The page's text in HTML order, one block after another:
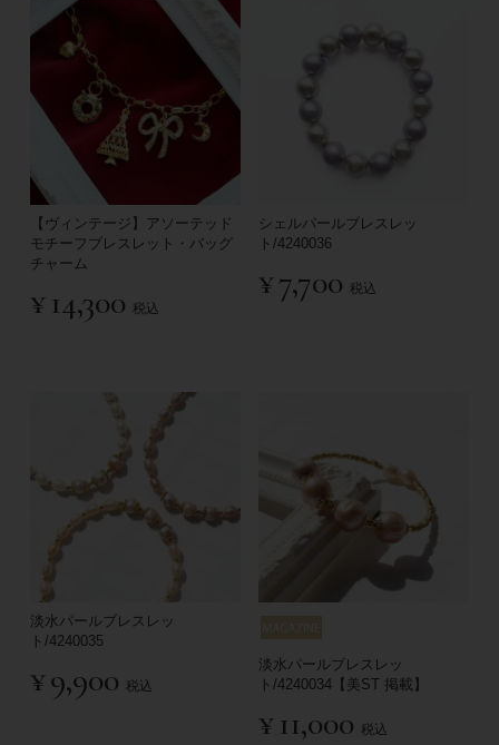
【ヴィンテージ】アソーテッド
モチーフブレスレット・バッグ
チャーム
¥ 14,300 税込
シェルパールブレスレッ
ト/4240036
¥7,700 税込
淡水パールブレスレッ
ト/4240035
¥9,900 税込
淡水パールブレスレッ
ト/4240034【美ST 掲載】
¥ 11,000 税込